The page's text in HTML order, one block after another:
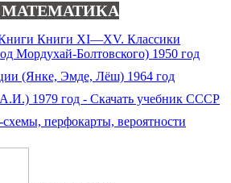
- МАТЕМАТИКА